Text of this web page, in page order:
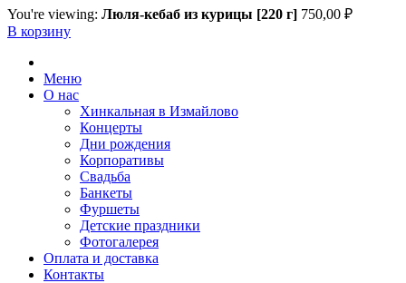
You're viewing: Люля-кебаб из курицы [220 г] 750,00 ₽
В корзину
Меню
О нас
Хинкальная в Измайлово
Концерты
Дни рождения
Корпоративы
Свадьба
Банкеты
Фуршеты
Детские праздники
Фотогалерея
Оплата и доставка
Контакты